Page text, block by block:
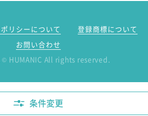
リシーについて 登録商標について
お問い合わせ
© HUMANIC All rights reserved.
条件変更